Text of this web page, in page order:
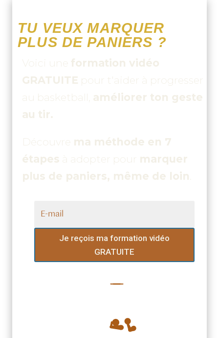
TU VEUX MARQUER
PLUS DE PANIERS ?
Voici une formation vidéo
GRATUITE pour t'aider à progresser
au basketball, améliorer ton geste
au tir.
Découvre ma méthode en 7
étapes à adopter pour marquer
plus de paniers, même de loin
Je reçois ma formation vidéo
GRATUITE